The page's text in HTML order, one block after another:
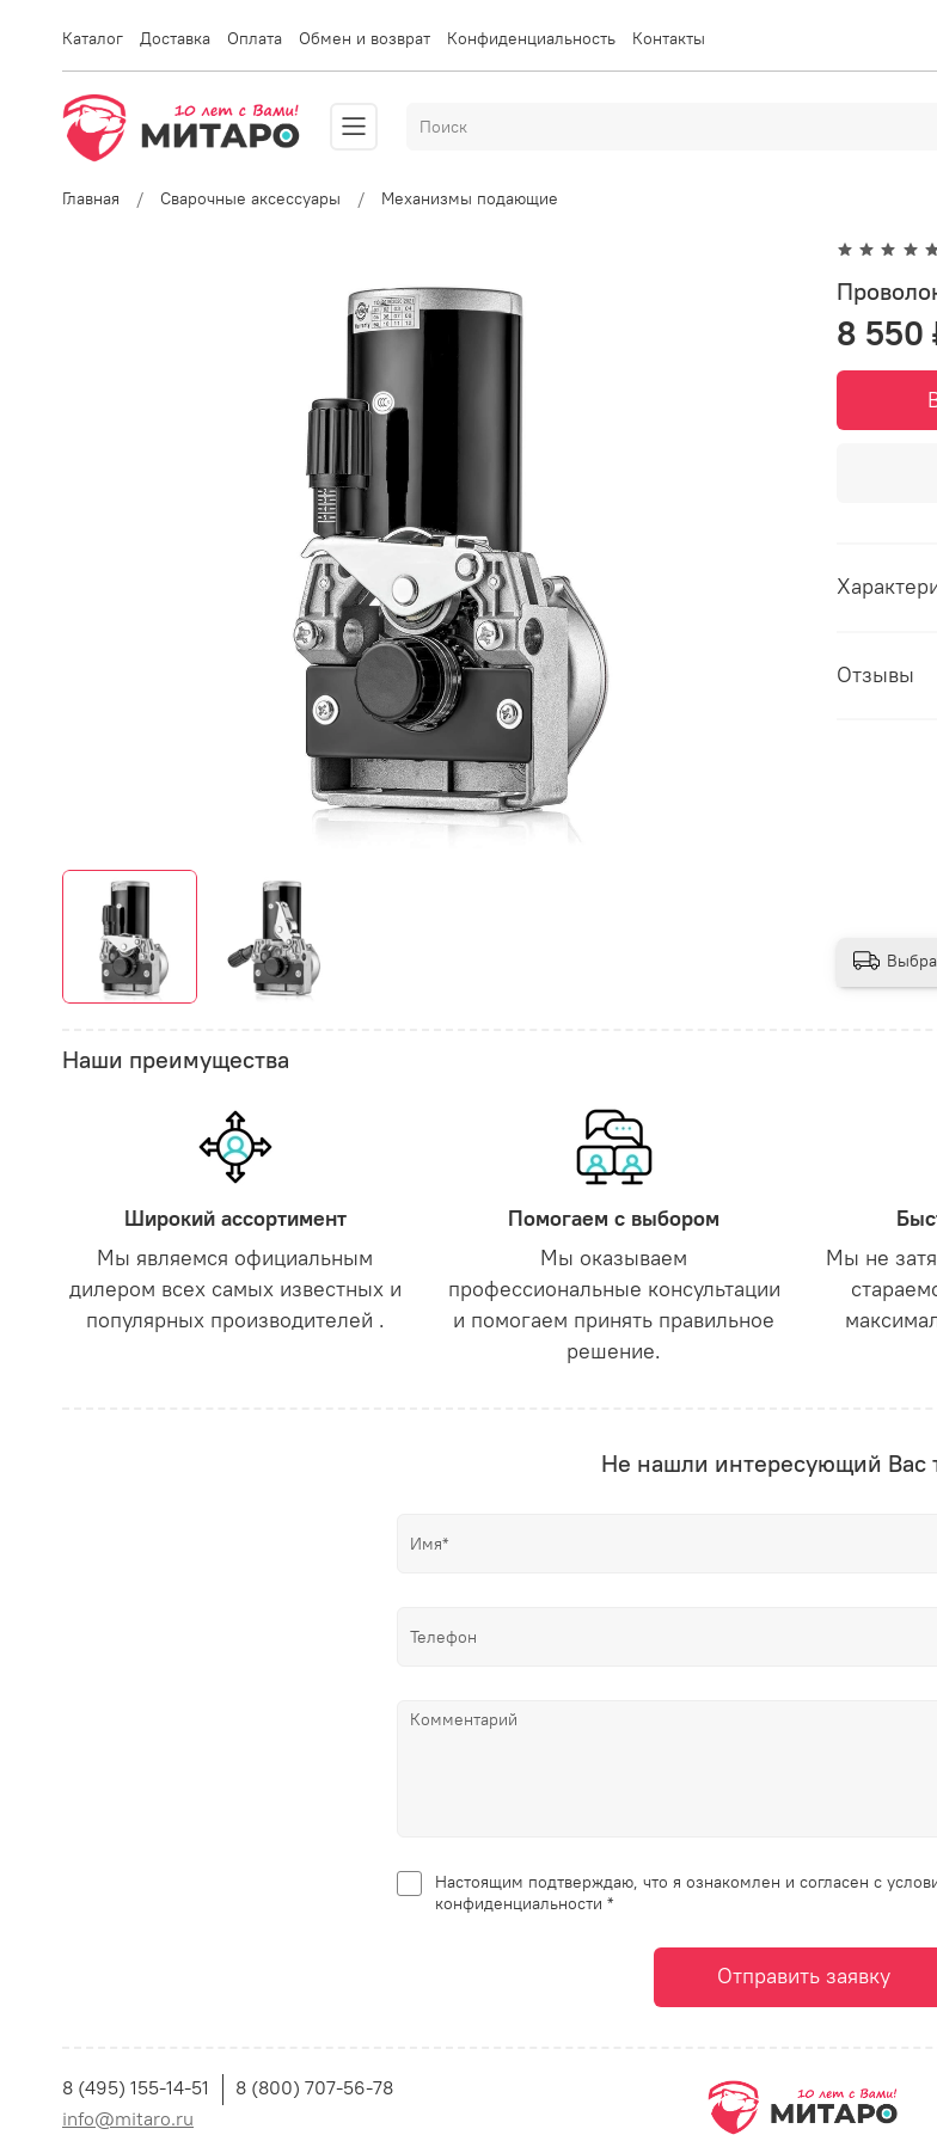
Каталог Доставка Оплата Обмен и возврат Конфиденциальность Контакты
Главная Сварочные аксессуары Механизмы подающие
8 550
Отзывы
Наши преимущества
Широкий ассортимент
Мы являемся официальным
дилером всех самых известных и
популярных производителей .
Помогаем с выбором
Мы оказываем
профессиональные консультации
и помогаем принять правильное
решение.
Мы не
Не нашли интересующий Вас
Настоящим подтверждаю, что я ознакомлен и согласен с
конфиденциальности *
Отправить заявку
8 (495) 155-14-51
8 (800) 707-56-78
info@mitaro.ru